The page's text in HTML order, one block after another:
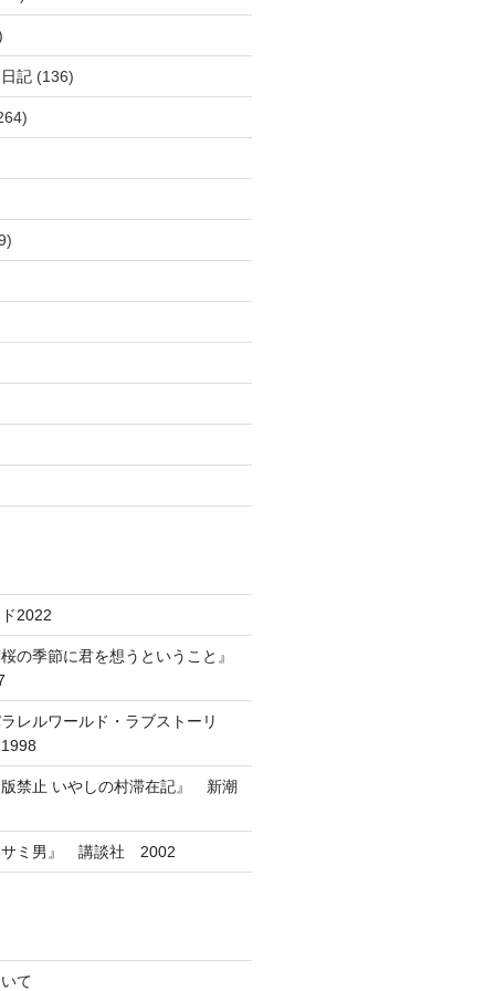
記(136)
2022
の季節に君を想うということ』
レルワールド・ラブストーリ
禁止 いやしの村滞在記』 新潮
ミ男』 講談社 2002
て